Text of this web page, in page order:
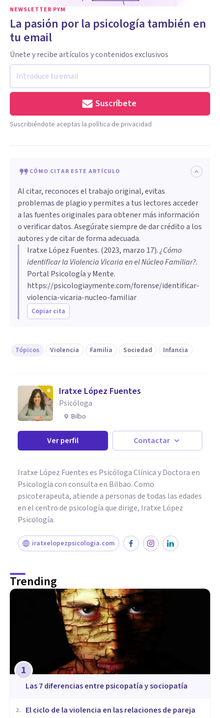
NEWSLETTER PYM
La pasión por la psicología también en
tu email
Únete y recibe artículos y contenidos exclusivos
Suscríbete
Suscribiéndote aceptas la política de privacidad
CÓMO CITAR ESTE ARTÍCULO
Al citar, reconoces el trabajo original, evitas
problemas de plagio y permites a tus lectores acceder
a las fuentes originales para obtener más información
o verificar datos. Asegúrate siempre de dar crédito a los
autores y de citar de forma adecuada.
Iratxe López Fuentes. (2023, marzo 17).¿Cómo
identificar la Violencia Vicaria en el Núcleo Familiar?.
Portal Psicología y Mente.
https://psicologiaymente.com/forense/identificar-
violencia-vicaria-nucleo-familiar
Copiar cita
Tópicos Violencia Familia Sociedad Infancia
Iratxe López Fuentes
Psicóloga
Bilbo
Ver perfil Contactar
Iratxe López Fuentes es Psicóloga Clínica y Doctora en
Psicología con consulta en Bilbao. Como
psicoterapeuta, atiende a personas de todas las edades
en el centro de psicología que dirige, Iratxe López
Psicología.
iratxelopezpsicologia.com
Trending
1
Las 7 diferencias entre psicopatía y sociopatía
2. ​El ciclo de la violencia en las relaciones de pareja